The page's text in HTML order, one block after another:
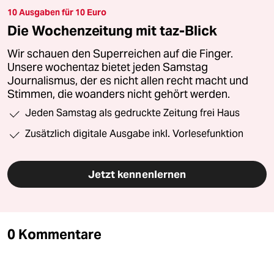
10 Ausgaben für 10 Euro
Die Wochenzeitung mit taz-Blick
Wir schauen den Superreichen auf die Finger.
Unsere wochentaz bietet jeden Samstag
Journalismus, der es nicht allen recht macht und
Stimmen, die woanders nicht gehört werden.
Jeden Samstag als gedruckte Zeitung frei Haus
Zusätzlich digitale Ausgabe inkl. Vorlesefunktion
Jetzt kennenlernen
0 Kommentare